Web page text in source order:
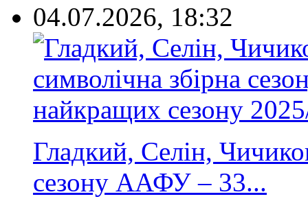
04.07.2026, 18:32
Гладкий, Селін,
сезону ААФУ – 33...